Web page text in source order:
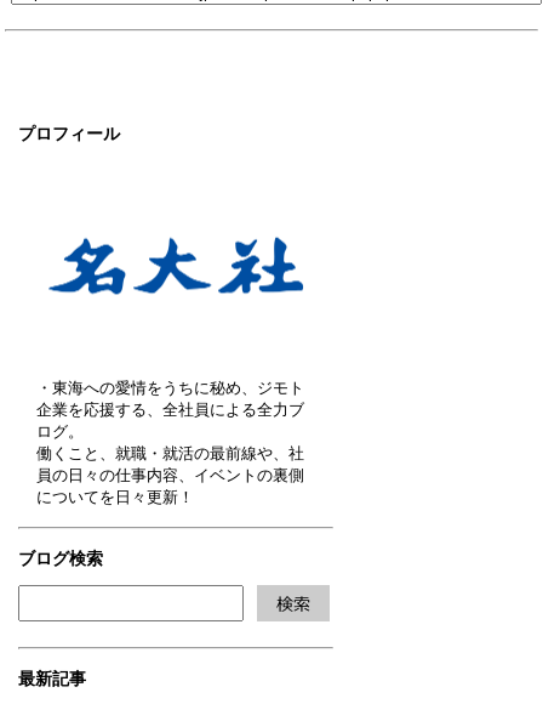
プロフィール
・東海への愛情をうちに秘め、ジモト
企業を応援する、全社員による全力ブ
ログ。
働くこと、就職・就活の最前線や、社
員の日々の仕事内容、イベントの裏側
についてを日々更新！
ブログ検索
最新記事